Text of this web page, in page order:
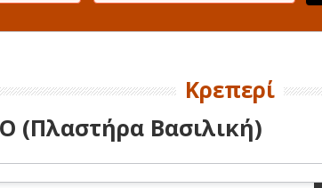
Κρεπερί
(Πλαστήρα Βασιλική)